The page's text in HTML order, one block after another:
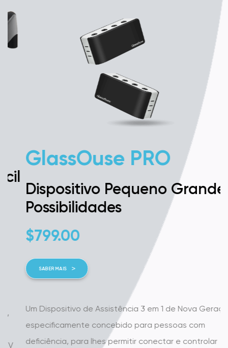
GlassOuse PRO
Dispositivo Pequeno Grandes
Possibilidades
799.00
SABER MAIS
Um Dispositivo de Assistência 3 em 1 de Nova Geração,
especificamente concebido para pessoas com
deficiência, para lhes permitir conectar e controlar